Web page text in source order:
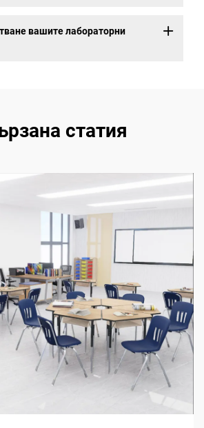
вашите лабораторни
статия